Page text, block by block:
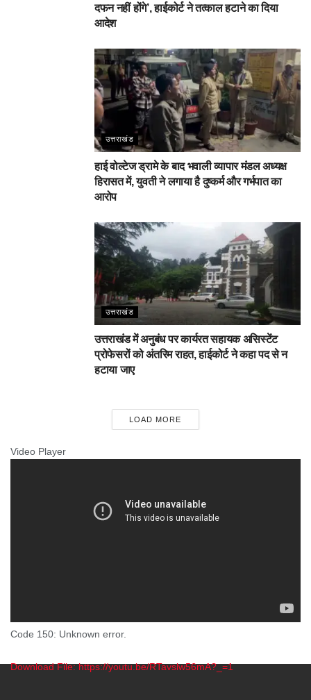
दफन नहीं होंगे’, हाईकोर्ट ने तत्काल हटाने का दिया
आदेश
उत्तराखंड
हाई वोल्टेज ड्रामे के बाद भवाली व्यापार मंडल अध्यक्ष
हिरासत में, युवती ने लगाया है दुष्कर्म और गर्भपात का
आरोप
उत्तराखंड
उत्तराखंड में अनुबंध पर कार्यरत सहायक असिस्टेंट
प्रोफेसरों को अंतरिम राहत, हाईकोर्ट ने कहा पद से न
हटाया जाए
LOAD MORE
Video Player
Code 150: Unknown error.
Download File: https://youtu.be/RTavslw56mA?_=1